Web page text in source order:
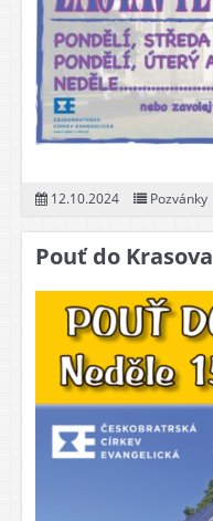
12.10.2024 Pozvánky
Pouť do Krasova